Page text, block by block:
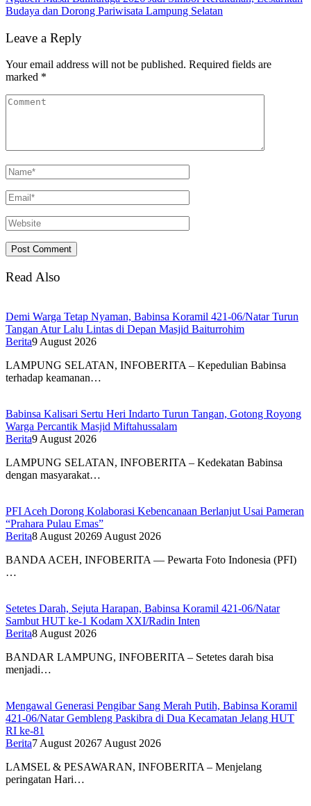
Budaya dan Dorong Pariwisata Lampung Selatan
Leave a Reply
Your email address will not be published. Required fields are
marked *
Read Also
Demi Warga Tetap Nyaman, Babinsa Koramil 421-06/Natar Turun
Tangan Atur Lalu Lintas di Depan Masjid Baiturrohim
Berita9 August 2026
LAMPUNG SELATAN, INFOBERITA – Kepedulian Babinsa
terhadap keamanan…
Babinsa Kalisari Sertu Heri Indarto Turun Tangan, Gotong Royong
Warga Percantik Masjid Miftahussalam
Berita9 August 2026
LAMPUNG SELATAN, INFOBERITA – Kedekatan Babinsa
dengan masyarakat…
PFI Aceh Dorong Kolaborasi Kebencanaan Berlanjut Usai Pameran
“Prahara Pulau Emas”
Berita8 August 20269 August 2026
BANDA ACEH, INFOBERITA — Pewarta Foto Indonesia (PFI)
…
Setetes Darah, Sejuta Harapan, Babinsa Koramil 421-06/Natar
Sambut HUT ke-1 Kodam XXI/Radin Inten
Berita8 August 2026
BANDAR LAMPUNG, INFOBERITA – Setetes darah bisa
menjadi…
Mengawal Generasi Pengibar Sang Merah Putih, Babinsa Koramil
421-06/Natar Gembleng Paskibra di Dua Kecamatan Jelang HUT
RI ke-81
Berita7 August 20267 August 2026
LAMSEL & PESAWARAN, INFOBERITA – Menjelang
peringatan Hari…